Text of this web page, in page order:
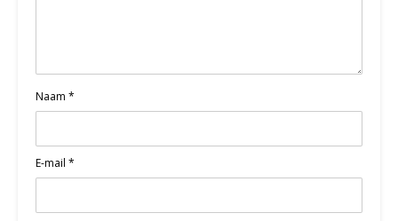
Naam *
E-mail *